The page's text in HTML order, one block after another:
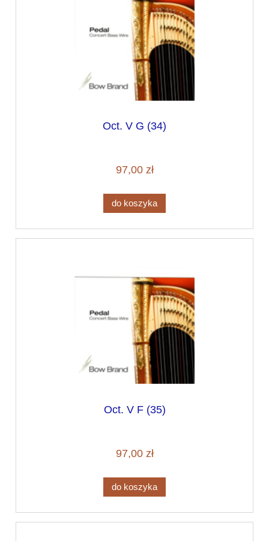
Oct. V G (34)
97,00 zł
do koszyka
Oct. V F (35)
97,00 zł
do koszyka